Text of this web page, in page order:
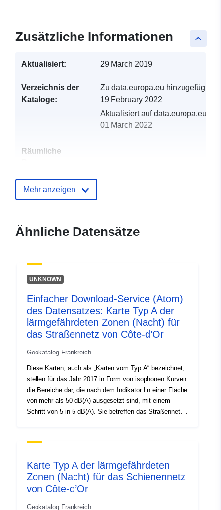
keyboard_arrow_up
Zusätzliche Informationen
Aktualisiert: 29 March 2019
Verzeichnis der
Kataloge:
Zu data.europa.eu hinzugefügt:
19 February 2022
Aktualisiert auf data.europa.eu:
01 March 2022
Räumliche
Identifikatoren:
5639-470e-ba80-
4bcb-a196-f1aa5ea91f70
Typ:
Ressource:
http://inspire.ec.europa.eu/
codelist/SpatialDataServiceType/
Mehr anzeigen
Ähnliche Datensätze
UNKNOWN
Einfacher Download-Service (Atom)
des Datensatzes: Karte Typ A der
lärmgefährdeten Zonen (Nacht) für
das Straßennetz von Côte-d’Or
Geokatalog Frankreich
Diese Karten, auch als „Karten vom Typ A“ bezeichnet,
stellen für das Jahr 2017 in Form von isophonen Kurven
die Bereiche dar, die nach dem Indikator Ln einer Fläche
von mehr als 50 dB(A) ausgesetzt sind, mit einem
Schritt von 5 in 5 dB(A). Sie betreffen das Straßennetz
Karte Typ A der lärmgefährdeten
Zonen (Nacht) für das Schienennetz
von Côte-d’Or
Geokatalog Frankreich